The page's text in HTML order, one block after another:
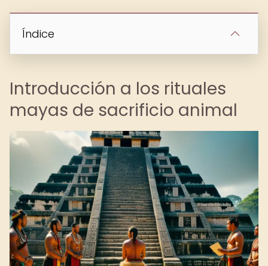
Índice
Introducción a los rituales
mayas de sacrificio animal